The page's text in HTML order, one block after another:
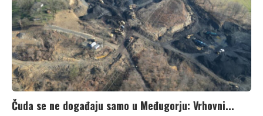
Čuda se ne događaju samo u Međugorju: Vrhovni...